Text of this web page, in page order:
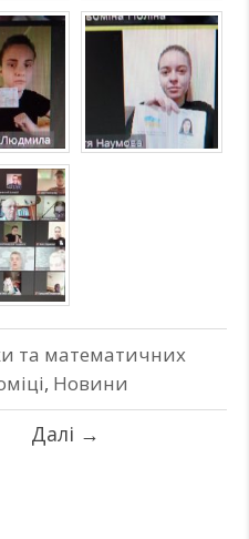
та математичних
, Новини
Далі →